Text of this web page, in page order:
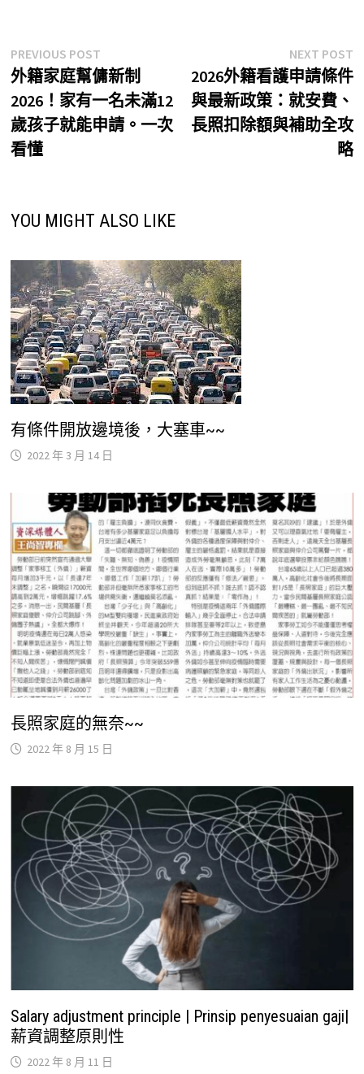
文
章
導
覽
PREVIOUS POSTPrevious
post:
外籍家庭幫傭新制
2026！家有一名未滿12
歲孩子就能申請。一次
看懂
NEXT POST
2026外籍看護申請條件
與最新政策：就安費、
長照扣除額與補助全攻
略
YOU MIGHT ALSO LIKE
有條件開放邊境後，大塞車~~
2022 年 3 月 14 日
長照家庭的無奈~~
2022 年 8 月 15 日
Salary adjustment principle | Prinsip penyesuaian gaji|
薪資調整原則性
2022 年 8 月 11 日